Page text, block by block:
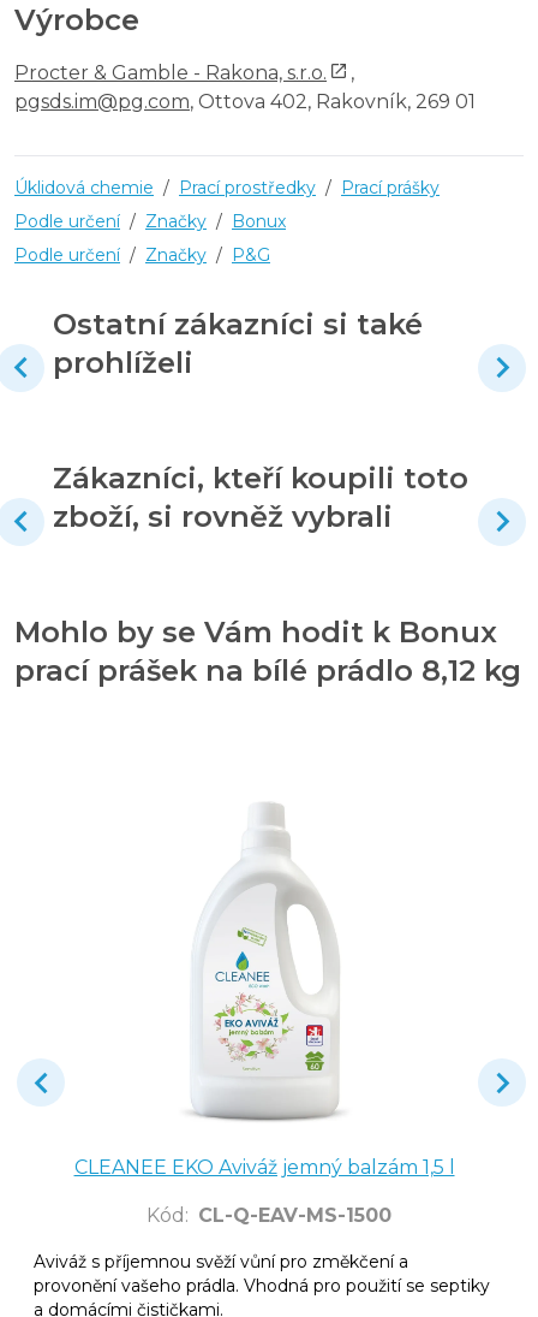
Výrobce
Procter & Gamble - Rakona, s.r.o.
,
pgsds.im@pg.com, Ottova 402, Rakovník, 269 01
Úklidová chemie / Prací prostředky / Prací prášky
Podle určení / Značky / Bonux
Podle určení / Značky / P&G
Ostatní zákazníci si také
prohlíželi
Zákazníci, kteří koupili toto
zboží, si rovněž vybrali
Mohlo by se Vám hodit k Bonux
prací prášek na bílé prádlo 8,12 kg
CLEANEE EKO Aviváž jemný balzám 1,5 l
Kód : CL-Q-EAV-MS-1500
Aviváž s příjemnou svěží vůní pro změkčení a
provonění vašeho prádla. Vhodná pro použití se septiky
a domácími čističkami.